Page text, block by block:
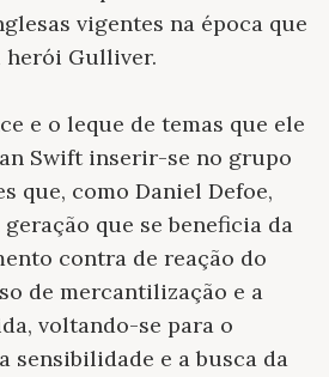
vigentes na época que
Gulliver.
e o leque de temas que ele
Swift inserir-se no grupo
que, como Daniel Defoe,
que se beneficia da
contra de reação do
de mercantilização e a
voltando-se para o
sensibilidade e a busca da